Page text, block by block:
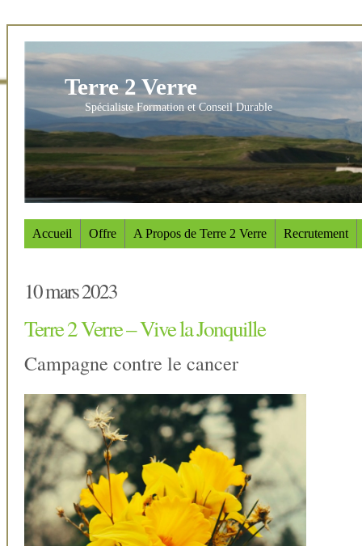
Terre 2 Verre
Spécialiste Formation et Conseil Durable
Accueil Offre A Propos de Terre 2 Verre Recrutement
10 mars 2023
Terre 2 Verre – Vive la Jonquille
Campagne contre le cancer